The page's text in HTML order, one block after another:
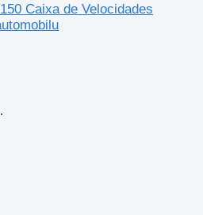
Caixa de Velocidades